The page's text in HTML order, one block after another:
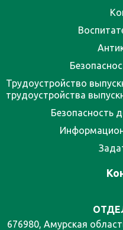
Трудоустройство
трудоустройства
Безопасность
676980, Амурская